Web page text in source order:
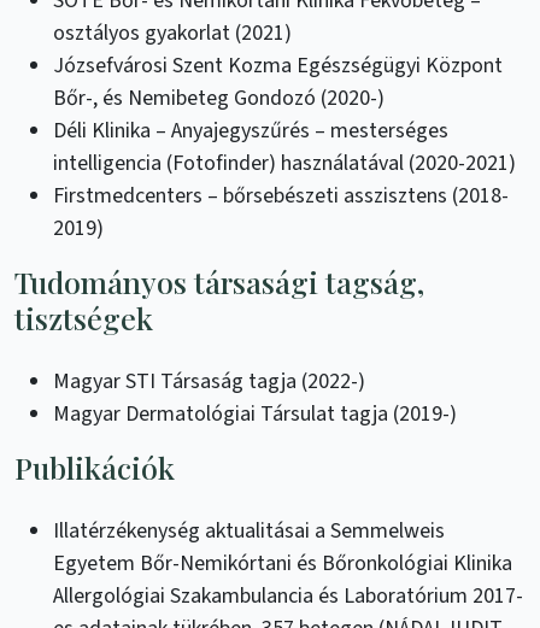
osztályos gyakorlat (2021)
Józsefvárosi Szent Kozma Egészségügyi Központ
Bőr-, és Nemibeteg Gondozó (2020-)
Déli Klinika – Anyajegyszűrés – mesterséges
intelligencia (Fotofinder) használatával (2020-2021)
Firstmedcenters – bőrsebészeti asszisztens (2018-
2019)
Tudományos társasági tagság,
tisztségek
Magyar STI Társaság tagja (2022-)
Magyar Dermatológiai Társulat tagja (2019-)
Publikációk
Illatérzékenység aktualitásai a Semmelweis
Egyetem Bőr-Nemikórtani és Bőronkológiai Klinika
Allergológiai Szakambulancia és Laboratórium 2017-